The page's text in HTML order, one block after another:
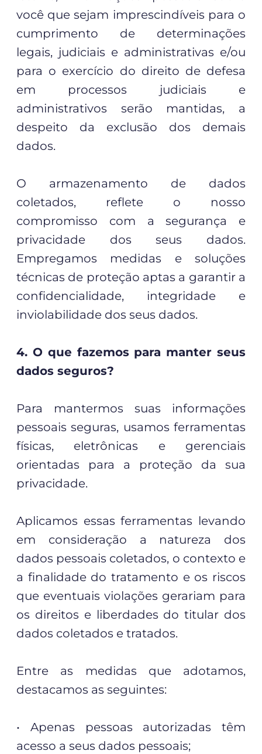
você que sejam imprescindíveis para o
cumprimento de determinações
legais, judiciais e administrativas e/ou
para o exercício do direito de defesa
em processos judiciais e
administrativos serão mantidas, a
despeito da exclusão dos demais
dados.
O armazenamento de dados
coletados, reflete o nosso
compromisso com a segurança e
privacidade dos seus dados.
Empregamos medidas e soluções
técnicas de proteção aptas a garantir a
confidencialidade, integridade e
inviolabilidade dos seus dados.
4. O que fazemos para manter seus
dados seguros?
Para mantermos suas informações
pessoais seguras, usamos ferramentas
físicas, eletrônicas e gerenciais
orientadas para a proteção da sua
privacidade.
Aplicamos essas ferramentas levando
em consideração a natureza dos
dados pessoais coletados, o contexto e
a finalidade do tratamento e os riscos
que eventuais violações gerariam para
os direitos e liberdades do titular dos
dados coletados e tratados.
Entre as medidas que adotamos,
destacamos as seguintes:
• Apenas pessoas autorizadas têm
acesso a seus dados pessoais;